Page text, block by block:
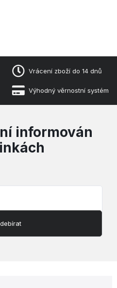
Vrácení zboží do 14 dnů
Výhodný věrnostní systém
informován